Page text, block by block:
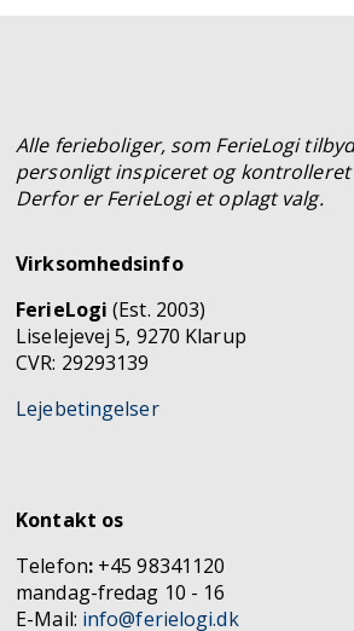
Alle ferieboliger, som FerieLogi
personligt inspiceret og
Derfor er FerieLogi et oplagt valg.
Virksomhedsinfo
FerieLogi(Est. 2003)
Liselejevej 5, 9270 Klarup
CVR: 29293139
Lejebetingelser
Kontakt os
Telefon:+45 98341120
mandag-fredag 10 - 16
E-Mail: info@ferielogi.dk